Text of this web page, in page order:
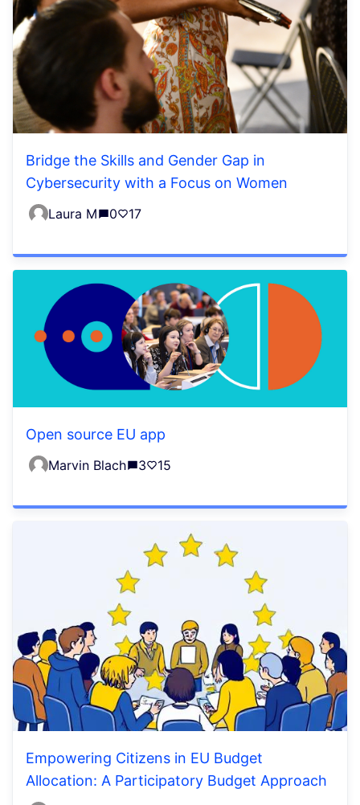
Bridge the Skills and Gender Gap in
Cybersecurity with a Focus on Women
Laura M 0 17
Open source EU app
Marvin Blach 3 15
Empowering Citizens in EU Budget
Allocation: A Participatory Budget Approach